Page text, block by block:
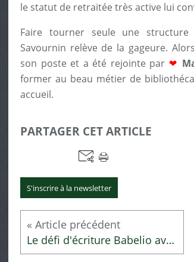
le statut de retraitée très active lui
Faire tourner seule une
Savournin relève de la gageure.
son poste et a été rejointe par ❤
former au beau métier de
accueil.
PARTAGER CET ARTICLE
S'inscrire à la newsletter
Le défi d'écriture Babelio avril 2024